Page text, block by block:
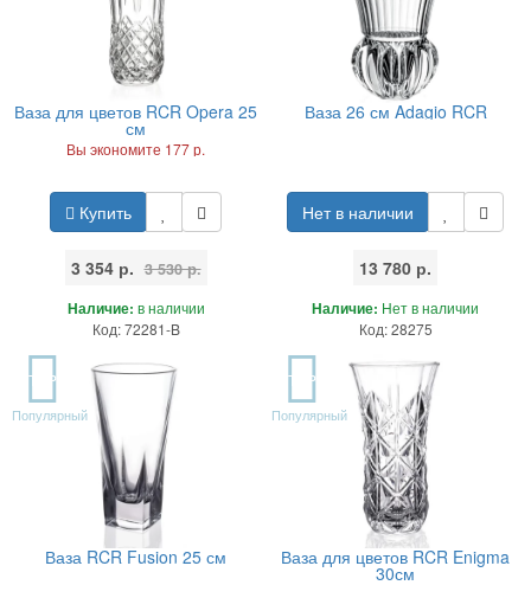
Ваза для цветов RCR Opera 25
см
Вы экономите 177 р.
Купить
3 354 р. 3 530 р.
Наличие: в наличии
Код: 72281-B
Ваза 26 см Adagio RCR
Нет в наличии
13 780 р.
Наличие: Нет в наличии
Код: 28275
TOP
Популярный
Ваза RCR Fusion 25 см
TOP
Популярный
Ваза для цветов RCR Enigma
30см